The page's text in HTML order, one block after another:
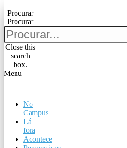
Procurar
Procurar
Close this
search
box.
Menu
No
Campus
Lá
fora
Acontece
Procurar
Procurar
Close this
search
box.
No
Campus
Lá
fora
Acontece
Perspectivas